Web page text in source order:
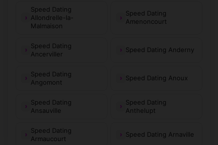
Speed Dating
Allondrelle-la-
Malmaison
Speed Dating
Amenoncourt
Speed Dating
Ancerviller
Speed Dating Anderny
Speed Dating
Angomont
Speed Dating Anoux
Speed Dating
Ansauville
Speed Dating
Anthelupt
Speed Dating
Armaucourt
Speed Dating Arnaville